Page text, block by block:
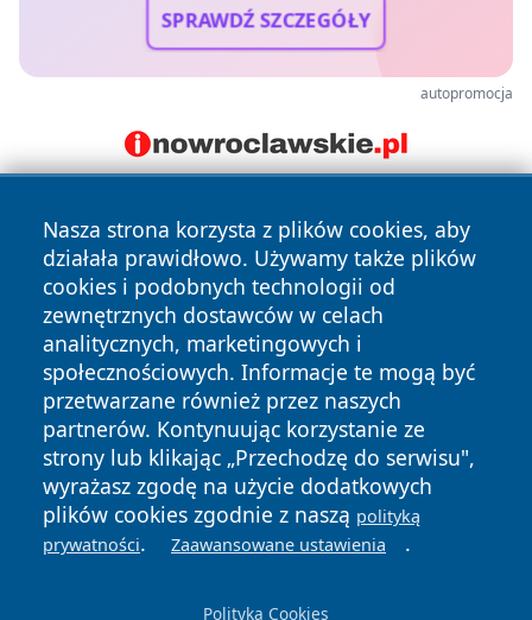
SPRAWDŹ SZCZEGÓŁY
autopromocja
Nasza strona korzysta z plików cookies, aby
działała prawidłowo. Używamy także plików
cookies i podobnych technologii od
zewnętrznych dostawców w celach
analitycznych, marketingowych i
społecznościowych. Informacje te mogą być
przetwarzane również przez naszych
partnerów. Kontynuując korzystanie ze
strony lub klikając „Przechodzę do serwisu",
wyrażasz zgodę na użycie dodatkowych
plików cookies zgodnie z naszą polityką
prywatności. Zaawansowane ustawienia .
Polityka Cookies
Copyright © 2026 faktywroclaw.pl Wszystkie prawa
zastrzeżone.
News Autorzy
Polityka
Prywatności
Polityka
Cookies